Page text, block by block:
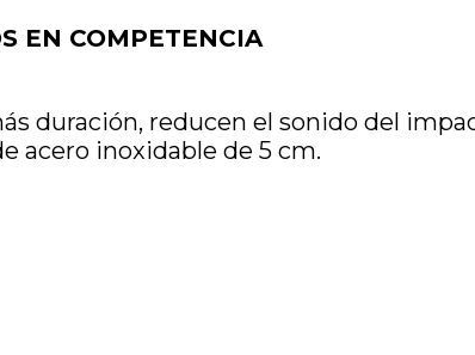
EN COMPETENCIA
duración, reducen el sonido del
acero inoxidable de 5 cm.